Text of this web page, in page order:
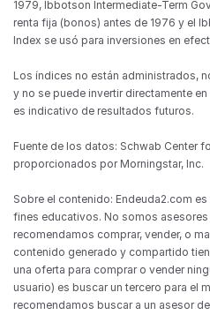
1979, Ibbotson Intermediate-Term
renta fija (bonos) antes de 1976 y el
Index se usó para inversiones en
Los índices no están administrados,
y no se puede invertir directamente
es indicativo de resultados futuros.
Fuente de los datos: Schwab Center
proporcionados por Morningstar, Inc.
Sobre el contenido: Endeuda2.com
fines educativos. No somos
recomendamos comprar, vender, o
contenido generado y compartido
una oferta para comprar o vender
usuario) es buscar un tercero para el
recomendamos buscar a un asesor